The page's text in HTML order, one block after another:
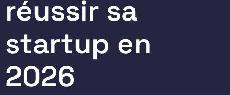
réussir sa
startup en
2026